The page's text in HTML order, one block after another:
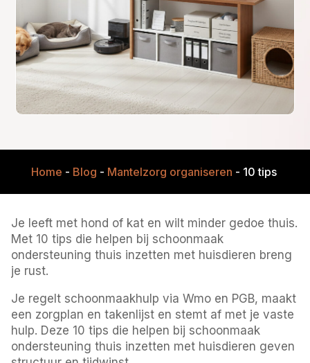
Home - Blog - Mantelzorg organiseren - 10 tips die
Je leeft met hond of kat en wilt minder gedoe thuis.
Met 10 tips die helpen bij schoonmaak
ondersteuning thuis inzetten met huisdieren breng
je rust.
Je regelt schoonmaakhulp via Wmo en PGB, maakt
een zorgplan en takenlijst en stemt af met je vaste
hulp. Deze 10 tips die helpen bij schoonmaak
ondersteuning thuis inzetten met huisdieren geven